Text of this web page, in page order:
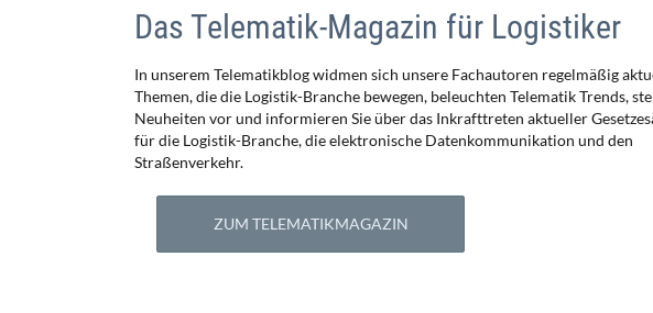
Das Telematik-Magazin für Logistiker
In unserem Telematikblog widmen sich unsere Fachautoren regelmäßig
Themen, die die Logistik-Branche bewegen, beleuchten Telematik Trends,
Neuheiten vor und informieren Sie über das Inkrafttreten aktueller
für die Logistik-Branche, die elektronische Datenkommunikation und den
Straßenverkehr.
ZUM TELEMATIKMAGAZIN